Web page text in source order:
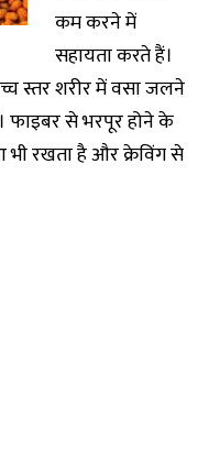
कम करने में
सहायता करते हैं।
स्तर शरीर में वसा जलने
फाइबर से भरपूर होने के
रखता है और क्रेविंग से